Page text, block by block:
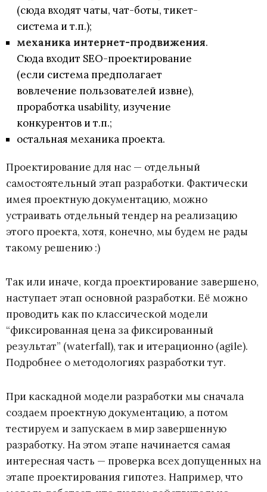
(сюда входят чаты, чат-боты, тикет-
система и т.п.);
механика интернет-продвижения.
Сюда входит SEO-проектирование
(если система предполагает
вовлечение пользователей извне),
проработка usability, изучение
конкурентов и т.п.;
остальная механика проекта.
Проектирование для нас — отдельный
самостоятельный этап разработки. Фактически
имея проектную документацию, можно
устраивать отдельный тендер на реализацию
этого проекта, хотя, конечно, мы будем не рады
такому решению :)
Так или иначе, когда проектирование завершено,
наступает этап основной разработки. Её можно
проводить как по классической модели
“фиксированная цена за фиксированный
результат” (waterfall), так и итерационно (agile).
Подробнее о методологиях разработки тут.
При каскадной модели разработки мы сначала
создаем проектную документацию, а потом
тестируем и запускаем в мир завершенную
разработку. На этом этапе начинается самая
интересная часть — проверка всех допущенных на
этапе проектирования гипотез. Например, что